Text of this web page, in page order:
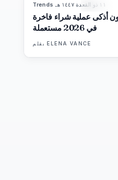
المجلة Trends ١١ ذو القعدة ١٤٤٧ هـ
أذكى عملية شراء فاخرة
في 2026 مستعملة
بقلم ELENA VANCE